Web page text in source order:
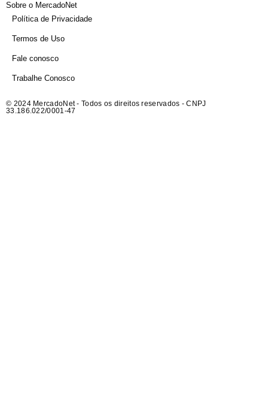
Sobre o MercadoNet
Política de Privacidade
Termos de Uso
Fale conosco
Trabalhe Conosco
© 2024 MercadoNet - Todos os direitos reservados - CNPJ
33.186.022/0001-47